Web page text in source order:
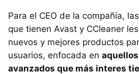
Para el CEO de la compañía,
que tienen Avast y CCleaner
nuevos y mejores productos
usuarios, enfocada en
avanzados que más interes